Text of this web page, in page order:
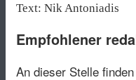
Text: Nik Antoniadis
Empfohlener
An dieser Stelle